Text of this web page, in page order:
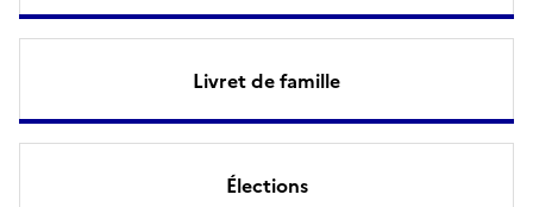
Livret de famille
Élections